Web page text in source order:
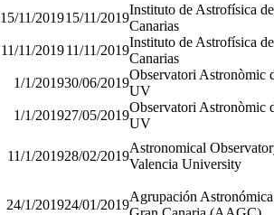
15/11/201915/11/2019
Instituto de Astrofísica de
Canarias
11/11/201911/11/2019
Instituto de Astrofísica de
Canarias
1/1/201930/06/2019
Observatori Astronòmic
UV
1/1/201927/05/2019
Observatori Astronòmic
UV
11/1/201928/02/2019
Astronomical
Valencia University
24/1/201924/01/2019
Agrupación